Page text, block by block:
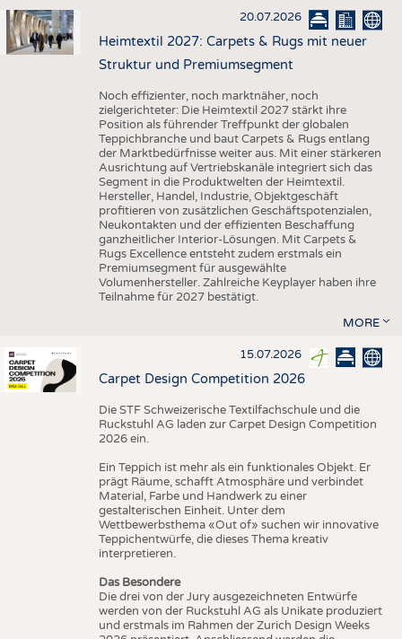
20.07.2026
Heimtextil 2027: Carpets & Rugs mit neuer
Struktur und Premiumsegment
Noch effizienter, noch marktnäher, noch
zielgerichteter: Die Heimtextil 2027 stärkt ihre
Position als führender Treffpunkt der globalen
Teppichbranche und baut Carpets & Rugs entlang
der Marktbedürfnisse weiter aus. Mit einer stärkeren
Ausrichtung auf Vertriebskanäle integriert sich das
Segment in die Produktwelten der Heimtextil.
Hersteller, Handel, Industrie, Objektgeschäft
profitieren von zusätzlichen Geschäftspotenzialen,
Neukontakten und der effizienten Beschaffung
ganzheitlicher Interior-Lösungen. Mit Carpets &
Rugs Excellence entsteht zudem erstmals ein
Premiumsegment für ausgewählte
Volumenhersteller. Zahlreiche Keyplayer haben ihre
Teilnahme für 2027 bestätigt.
MORE
15.07.2026
Carpet Design Competition 2026
Die STF Schweizerische Textilfachschule und die
Ruckstuhl AG laden zur Carpet Design Competition
2026 ein.
Ein Teppich ist mehr als ein funktionales Objekt. Er
prägt Räume, schafft Atmosphäre und verbindet
Material, Farbe und Handwerk zu einer
gestalterischen Einheit. Unter dem
Wettbewerbsthema «Out of» suchen wir innovative
Teppichentwürfe, die dieses Thema kreativ
interpretieren.
Das Besondere
Die drei von der Jury ausgezeichneten Entwürfe
werden von der Ruckstuhl AG als Unikate produziert
und erstmals im Rahmen der Zurich Design Weeks